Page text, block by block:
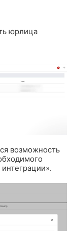
юрлица
возможность